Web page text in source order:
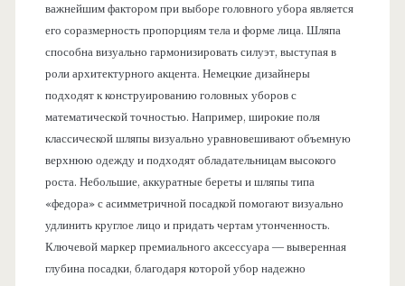
важнейшим фактором при выборе головного убора является
его соразмерность пропорциям тела и форме лица. Шляпа
способна визуально гармонизировать силуэт, выступая в
роли архитектурного акцента. Немецкие дизайнеры
подходят к конструированию головных уборов с
математической точностью. Например, широкие поля
классической шляпы визуально уравновешивают объемную
верхнюю одежду и подходят обладательницам высокого
роста. Небольшие, аккуратные береты и шляпы типа
«федора» с асимметричной посадкой помогают визуально
удлинить круглое лицо и придать чертам утонченность.
Ключевой маркер премиального аксессуара — выверенная
глубина посадки, благодаря которой убор надежно